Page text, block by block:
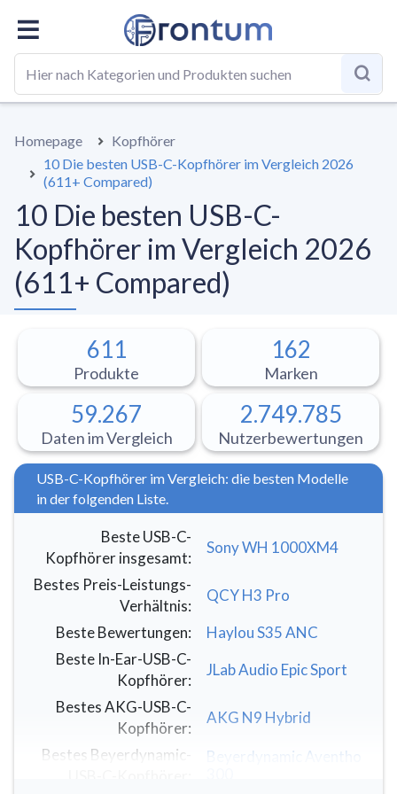
GESAMT
Homepage
Kopfhörer
10 Die besten USB-C-Kopfhörer im Vergleich 2026
(611+ Compared)
10 Die besten USB-C-
Kopfhörer im Vergleich 2026
(611+ Compared)
611
Produkte
162
Marken
59.267
Daten im Vergleich
2.749.785
Nutzerbewertungen
USB-C-Kopfhörer im Vergleich: die besten Modelle
in der folgenden Liste.
Beste USB-C-
Kopfhörer insgesamt:
Sony WH 1000XM4
Bestes Preis-Leistungs-
Verhältnis:
QCY H3 Pro
Beste Bewertungen:
Haylou S35 ANC
Beste In-Ear-USB-C-
Kopfhörer:
JLab Audio Epic Sport
Bestes AKG-USB-C-
Kopfhörer:
AKG N9 Hybrid
Bestes Beyerdynamic-
Beyerdynamic Aventho